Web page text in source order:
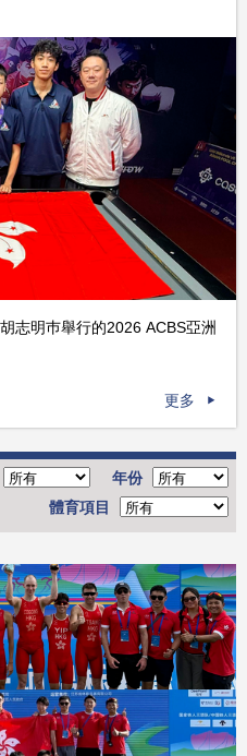
志明巿舉行的2026 ACBS亞洲
更多
年份
體育項目